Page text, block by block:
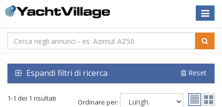
Toggle
Espandi filtri di ricerca Reset
1-1 dei 1 risultati Ordinare per: